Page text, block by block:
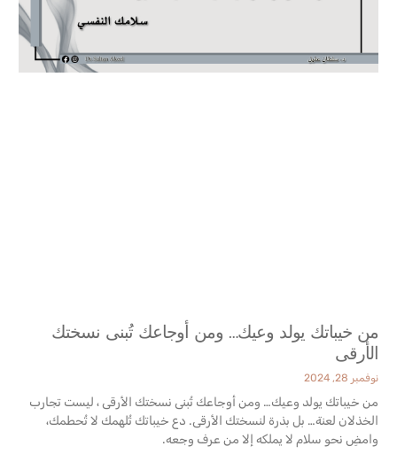
من خيباتك يولد وعيك… ومن أوجاعك تُبنى نسختك
الأرقى
نوفمبر 28, 2024
من خيباتك يولد وعيك… ومن أوجاعك تُبنى نسختك الأرقى ، ليست تجارب
الخذلان لعنة… بل بذرة لنسختك الأرقى. دع خيباتك تُلهمك لا تُحطمك،
وامضِ نحو سلام لا يملكه إلا من عرف وجعه.